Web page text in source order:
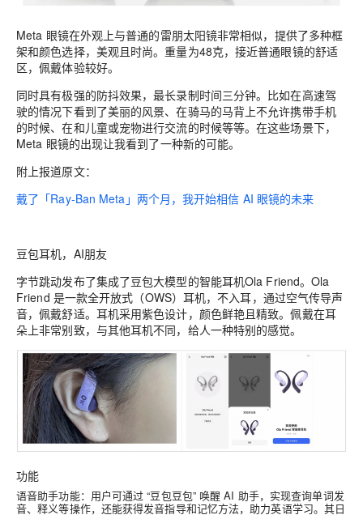
Meta 眼镜在外观上与普通的雷朋太阳镜非常相似，提供了多种框
架和颜色选择，美观且时尚。重量为48克，接近普通眼镜的舒适
区，佩戴体验较好。
同时具有极强的防抖效果，最长录制时间三分钟。比如在高速驾
驶的情况下看到了美丽的风景、在骑马的马背上不允许携带手机
的时候、在和儿童或宠物进行交流的时候等等。在这些场景下，
Meta 眼镜的出现让我看到了一种新的可能。
附上报道原文：
戴了「Ray-Ban Meta」两个月，我开始相信 AI 眼镜的未来
豆包耳机，AI朋友
字节跳动发布了集成了豆包大模型的智能耳机Ola Friend。Ola
Friend 是一款全开放式（OWS）耳机，不入耳，通过空气传导声
音，佩戴舒适。耳机采用紫色设计，颜色鲜艳且精致。佩戴在耳
朵上非常别致，与其他耳机不同，给人一种特别的感觉。
功能
语音助手功能：用户可通过 “豆包豆包” 唤醒 AI 助手，实现查询单词发
音、释义等操作，还能获得发音指导和记忆方法，助力英语学习。其日